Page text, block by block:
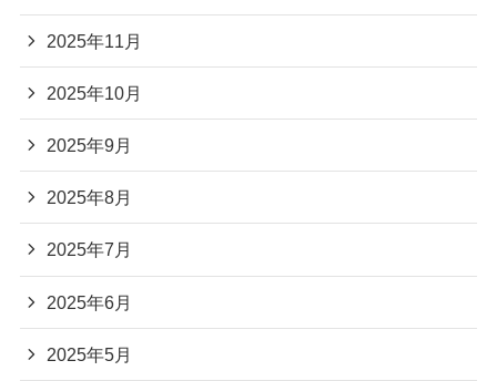
2025年11月
2025年10月
2025年9月
2025年8月
2025年7月
2025年6月
2025年5月